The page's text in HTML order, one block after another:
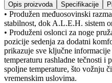
Opis proizvoda Specifikacije
• Produžen međuosovinski
stabilnost, dok A.L.E.H. sistem
• Produženi oslonci za noge
pozicije sedenja za dodatni
prikazuje sve ključne
temperaturu rashladne tečnosti i
spoljne temperature, što vožnju
vremenskim uslovima.